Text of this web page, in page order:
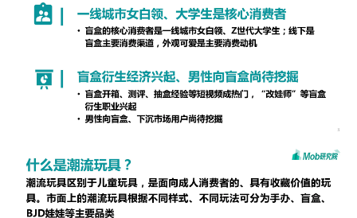
私域课程 新零售内参
增长俱乐部 有赞商盟
合作共进
入驻有赞